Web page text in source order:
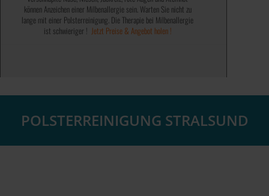
können Anzeichen einer Milbenallergie sein. Warten Sie nicht zu
lange mit einer Polsterreinigung. Die Therapie bei Milbenallergie
ist schwieriger ! Jetzt Preise & Angebot holen !
✓ Bundesweit tätig ✓
✓ Genießen Sie 100% saubere Polster ✓
✓ Fleckenentfernung ✓
✓ Milbenentfernung ✓
✓ Saubere Polster ✓
✓ Werterhaltend ✓
POLSTERREINIGUNG STRALSUND